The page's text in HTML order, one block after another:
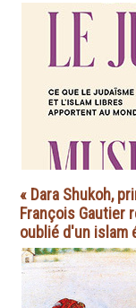
« Dara Shukoh,
François Gautier
oublié d'un islam